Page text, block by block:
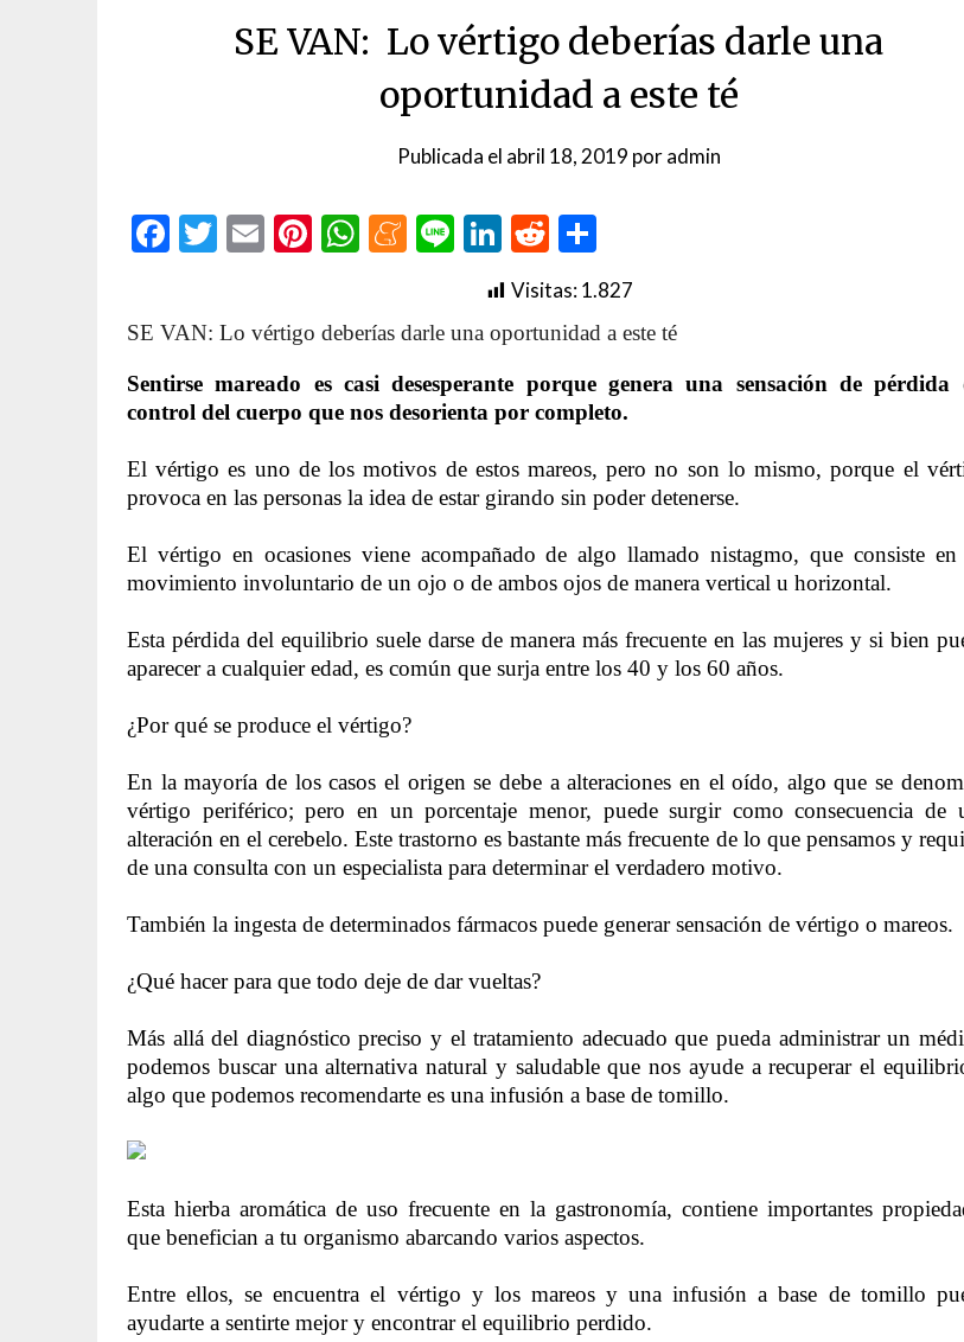
SE VAN: Lo vértigo deberías darle una
oportunidad a este té
Publicada el abril 18, 2019 poradmin
Facebook
Twitter
EmailPinterest
WhatsApp
Meneame
LineLinkedIn
Reddit
Visitas:1.827
SE VAN: Lo vértigo deberías darle una oportunidad a este té
Sentirse mareado es casi desesperante porque genera una sensación de pérdida
control del cuerpo que nos desorienta por completo.
El vértigo es uno de los motivos de estos mareos, pero no son lo mismo, porque el
provoca en las personas la idea de estar girando sin poder detenerse.
El vértigo en ocasiones viene acompañado de algo llamado nistagmo, que consiste
movimiento involuntario de un ojo o de ambos ojos de manera vertical u horizontal.
Esta pérdida del equilibrio suele darse de manera más frecuente en las mujeres y si bien
aparecer a cualquier edad, es común que surja entre los 40 y los 60 años.
¿Por qué se produce el vértigo?
En la mayoría de los casos el origen se debe a alteraciones en el oído, algo que se
vértigo periférico; pero en un porcentaje menor, puede surgir como consecuencia de
alteración en el cerebelo. Este trastorno es bastante más frecuente de lo que pensamos y
de una consulta con un especialista para determinar el verdadero motivo.
También la ingesta de determinados fármacos puede generar sensación de vértigo o mareos.
¿Qué hacer para que todo deje de dar vueltas?
Más allá del diagnóstico preciso y el tratamiento adecuado que pueda administrar un
podemos buscar una alternativa natural y saludable que nos ayude a recuperar el
algo que podemos recomendarte es una infusión a base de tomillo.
Esta hierba aromática de uso frecuente en la gastronomía, contiene importantes
que benefician a tu organismo abarcando varios aspectos.
Entre ellos, se encuentra el vértigo y los mareos y una infusión a base de tomillo
ayudarte a sentirte mejor y encontrar el equilibrio perdido.